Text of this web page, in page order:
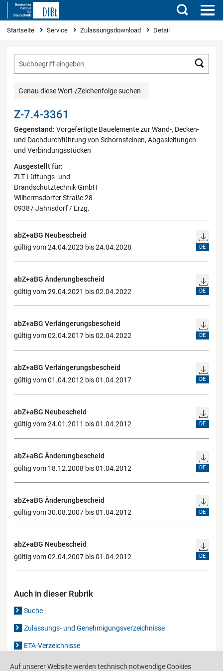
Suchen
Sie sind hier
Startseite Service Zulassungsdownload Detail
Genau diese Wort-/Zeichenfolge suchen
Z-7.4-3361
Gegenstand: Vorgefertigte Bauelemente zur Wand-, Decken-
und Dachdurchführung von Schornsteinen, Abgasleitungen
und Verbindungsstücken
Ausgestellt für:
ZLT Lüftungs- und
Brandschutztechnik GmbH
Wilhermsdorfer Straße 28
09387 Jahnsdorf / Erzg.
abZ+aBG Neubescheid
gültig vom 24.04.2023 bis 24.04.2028
DE
abZ+aBG Änderungbescheid
gültig vom 29.04.2021 bis 02.04.2022
DE
abZ+aBG Verlängerungsbescheid
gültig vom 02.04.2017 bis 02.04.2022
DE
abZ+aBG Verlängerungsbescheid
gültig vom 01.04.2012 bis 01.04.2017
DE
abZ+aBG Neubescheid
gültig vom 24.01.2011 bis 01.04.2012
DE
abZ+aBG Änderungbescheid
gültig vom 18.12.2008 bis 01.04.2012
DE
abZ+aBG Änderungbescheid
gültig vom 30.08.2007 bis 01.04.2012
DE
abZ+aBG Neubescheid
gültig vom 02.04.2007 bis 01.04.2012
DE
Auch in dieser Rubrik
Suche
Zulassungs- und Genehmigungsverzeichnisse
ETA-Verzeichnisse
Gutachten-Verzeichnis
Auf unserer Website werden technisch notwendige Cookies